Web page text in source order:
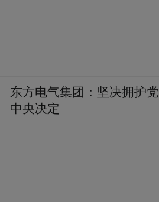
东方电气集团：坚决拥护党
中央决定